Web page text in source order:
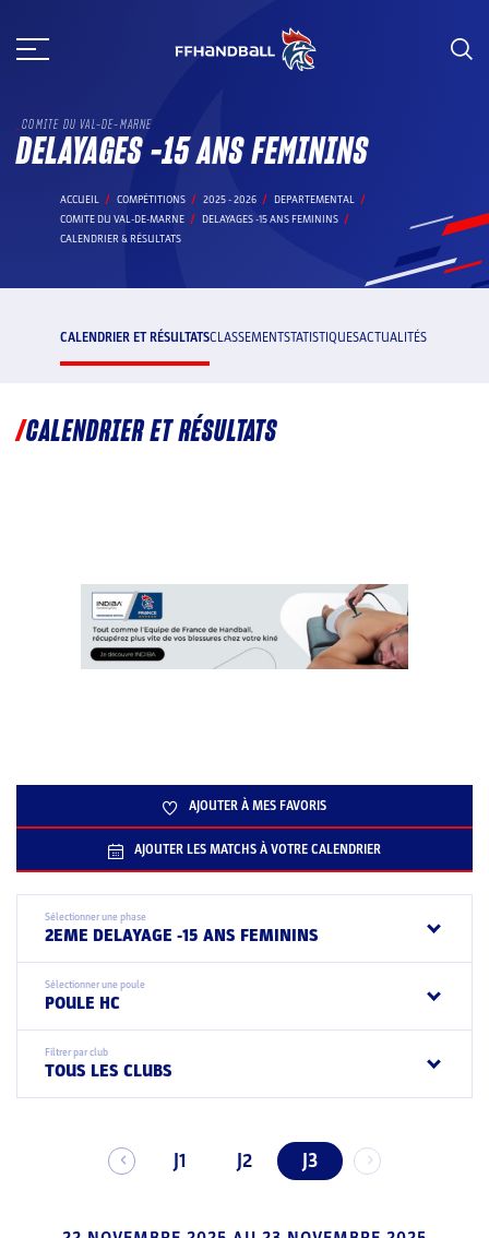
au
COMITE DU VAL-DE-MARNE
DELAYAGES -15 ANS FEMININS
ACCUEIL COMPÉTITIONS 2025 - 2026
DEPARTEMENTAL
COMITE DU VAL-DE-MARNE
DELAYAGES -15 ANS FEMININS
CALENDRIER & RÉSULTATS
CALENDRIER ET RÉSULTATSCLASSEMENTSTATISTIQUESACTUALITÉS
CALENDRIER ET RÉSULTATS
AJOUTER À MES FAVORIS
AJOUTER LES MATCHS À VOTRE CALENDRIER
Sélectionner une phase
2EME DELAYAGE -15 ANS FEMININS
Sélectionner une poule
POULE HC
Filtrer par club
TOUS LES CLUBS
J1 J2 J3